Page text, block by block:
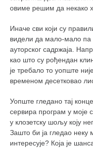
бесплатна е-књига
моја прича
моја прича
фотке
контакт
овиме решим да некако
Иначе сви који су
видели да мало-мало па
ауторског садржаја.
као што су рођендан
је требало то уопште
временом десетковао
Уопште гледано тај
сервира програм у моје
у клозетску шољу коју
Зашто би ја гледао неку
интересује? Која је